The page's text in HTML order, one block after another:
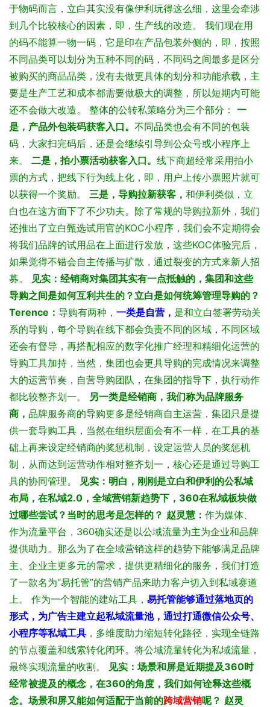
于物码而言，立白其实没有像伊利玩得这么细，这里会牵涉
到几个比较核心的因素，即，生产线的改造。
我们现在用
的码不能算一物一码，它是印在产品包装外侧的，即，按照
不同品类可以划分为五种不同的码，不同码之间最多是区分
被购买的商品品类，没有去做更具体的划分和功能承载，主
要是生产工艺和成本都需要做极大的调整，所以短期内可能
还不会做大改造。
整体的公转私策略分为三个部分： 一
是，产品外包装码获客入口。 不同品类也会有不同的包装
码，大家扫完码后，还是会继续引导到公众号或小程序上
来。
二是，拍小票活动获客入口。 线下商超经常采用拍小
票的方式，把线下行为线上化，即，用户上传小票照片就可
以获得一个奖励。
三是，导购拉新获客， 和伊利类似，立
白也在这方面下了不少功夫。除了常规的导购拉新外，我们
还推出了立白甄选试用官的KOC小程序，我们会不定期得会
将我们品牌的试用品在上面进行发放，这些KOC体验完后，
如果觉得不错会自主传播与扩散，通过裂变的方式来新人招
募。
见实：经销商对集团其实有一点抵触的，集团和这些
导购之间是如何互利共生的？立白是如何统筹管理导购的？
Terence： 导购有两种， 一类是自营， 是和立白签署劳动关
系的导购，每个导购在线下都会负责不同的区域，不同区域
还会有督导，再搭配相应的数字化推广经理和精细化运营的
导购工具加持，当然，集团也会更具导购的完成情况来调整
大的运营节奏，自营导购团队，在集团的指导下，执行动作
都比较整齐划一。
另一类是经销商，我们称为品牌服务
商， 品牌服务商的导购更多是经销商自主运营，集团只是提
供一套导购工具，当然在组织层面会有不一样，在工具的基
础上再来设定经销商的奖惩机制，设定运营人员的奖惩机
制，从而达到运营动作相对整齐划一，核心还是通过导购工
具的协同管理。
见实：明白，刚刚是立白和伊利的公私域
布局，在私域2.0，全域营销新趋势下，360在私域板块做
过哪些尝试？当时的思考是怎样的？ 赵灵慧： 作为媒体、
作为流量平台，360确实还是以公域流量为主为企业和品牌
提供助力。那么为了在全域营销这样的趋势下能够满足品牌
主、企业主更多元的需求，提供更精细化的服务，我们打造
了一款名为“易托管”的营销产品来助力客户切入到私域赛道
上。
作为一个智能的建站工具， 易托管能够通过落地页的
形式，为广告主建立起私域流量池，通过打通微信公众号、
小程序等私域工具 ，多维度助力缩短转化路径，实现全链路
的节点覆盖和线索转化闭环。将公域流量转化为私域流量，
最终实现流量的收割。
见实：场景和屏是近期提及360时
经常被提及的概念，在360的角度，我们如何诠释这些概
念。场景和屏又能如何适配于当前的跨域营销呢？ 赵灵